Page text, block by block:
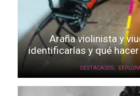
Araña violinista y
identificarlas y qué
DESTACADOS